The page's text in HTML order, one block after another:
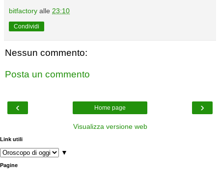
bitfactory alle 23:10
Condividi
Nessun commento:
Posta un commento
‹ ›
Home page
Visualizza versione web
Link utili
▼
Pagine